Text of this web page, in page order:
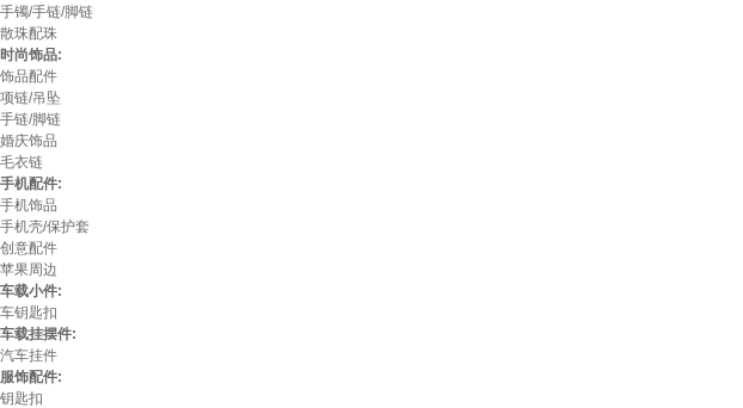
手镯/手链/脚链
散珠配珠
时尚饰品:
饰品配件
项链/吊坠
手链/脚链
婚庆饰品
毛衣链
手机配件:
手机饰品
手机壳/保护套
创意配件
苹果周边
车载小件:
车钥匙扣
车载挂摆件:
汽车挂件
服饰配件:
钥匙扣